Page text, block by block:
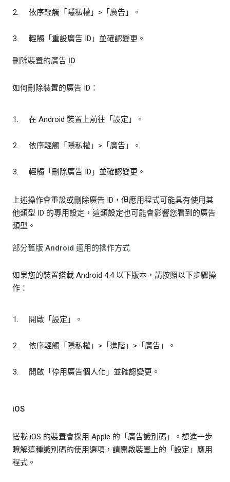
依序輕觸「隱私權」 >「廣告」 。
輕觸「重設廣告 ID」 並確認變更。
刪除裝置的廣告 ID
如何刪除裝置的廣告 ID：
在 Android 裝置上前往「設定」 。
依序輕觸「隱私權」 >「廣告」 。
輕觸「刪除廣告 ID」 並確認變更。
上述操作會重設或刪除廣告 ID，但應用程式可能具有使用其
他類型 ID 的專用設定，這類設定也可能會影響您看到的廣告
類型。
部分舊版 Android 適用的操作方式
如果您的裝置搭載 Android 4.4 以下版本，請按照以下步驟操
作：
開啟「設定」 。
依序輕觸「隱私權」 >「進階」 >「廣告」 。
開啟「停用廣告個人化」 並確認變更。
iOS
搭載 iOS 的裝置會採用 Apple 的「廣告識別碼」。想進一步
瞭解這種識別碼的使用選項，請開啟裝置上的「設定」 應用
程式。